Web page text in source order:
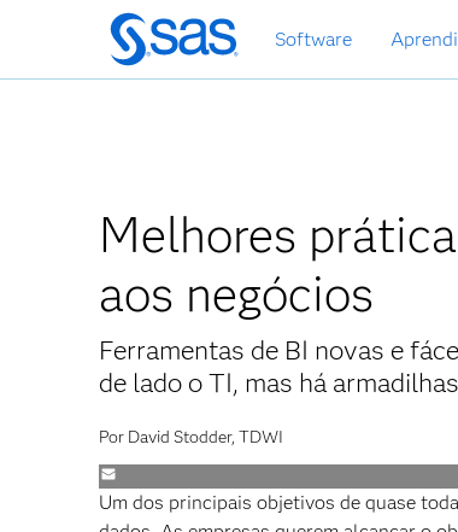
Pular
para
Software
Melhores
aos negócios
Ferramentas de BI novas e
de lado o TI, mas há
Por David Stodder, TDWI
Um dos principais objetivos de quase